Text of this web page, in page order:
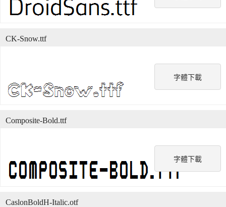
字體下載
CK-Snow.ttf
字體下載
Composite-Bold.ttf
CaslonBoldH-Italic.otf